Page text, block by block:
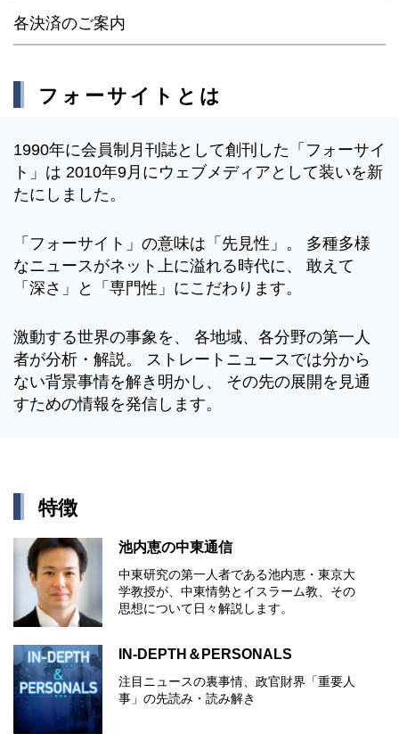
各決済のご案内
フォーサイトとは
1990年に会員制月刊誌として創刊した「フォーサイ
ト」は 2010年9月にウェブメディアとして装いを新
たにしました。
「フォーサイト」の意味は「先見性」。 多種多様
なニュースがネット上に溢れる時代に、 敢えて
「深さ」と「専門性」にこだわります。
激動する世界の事象を、 各地域、各分野の第一人
者が分析・解説。 ストレートニュースでは分から
ない背景事情を解き明かし、 その先の展開を見通
すための情報を発信します。
特徴
池内恵の中東通信
中東研究の第⼀⼈者である池内恵・東京⼤
学教授が、中東情勢とイスラーム教、その
思想について⽇々解説します。
IN-DEPTH＆PERSONALS
注目ニュースの裏事情、政官財界「重要人
事」の先読み・読み解き